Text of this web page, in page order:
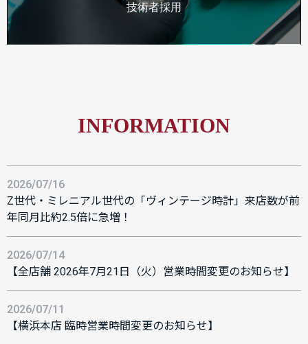
技術者採用
INFORMATION
2026/07/16
Z世代・ミレニアル世代の「ヴィンテージ時計」来店数が前
年同月比約2.5倍に急増！
2026/07/14
【全店舗 2026年7月21日（火）営業時間変更のお知らせ】
2026/07/11
【横浜本店 臨時営業時間変更のお知らせ】